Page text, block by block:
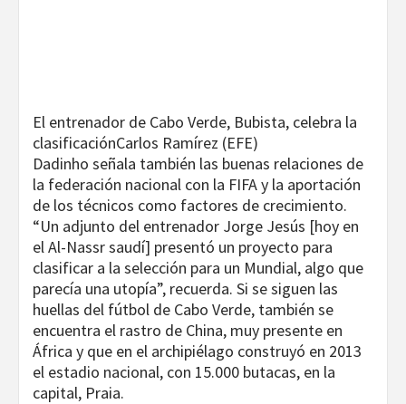
El entrenador de Cabo Verde, Bubista, celebra la
clasificaciónCarlos Ramírez (EFE)
Dadinho señala también las buenas relaciones de
la federación nacional con la FIFA y la aportación
de los técnicos como factores de crecimiento.
“Un adjunto del entrenador Jorge Jesús [hoy en
el Al-Nassr saudí] presentó un proyecto para
clasificar a la selección para un Mundial, algo que
parecía una utopía”, recuerda. Si se siguen las
huellas del fútbol de Cabo Verde, también se
encuentra el rastro de China, muy presente en
África y que en el archipiélago construyó en 2013
el estadio nacional, con 15.000 butacas, en la
capital, Praia.